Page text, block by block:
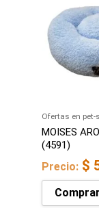
Ofertas en pet-
MOISES
(4591)
Precio: $